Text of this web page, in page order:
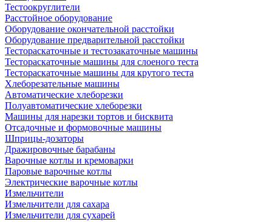
Тестоокруглители
Расстойное оборудование
Оборудование окончательной расстойки
Оборудование предварительной расстойки
Тестораскаточные и тестозакаточные машины
Тестораскаточные машины для слоеного теста
Тестораскаточные машины для крутого теста
Хлеборезательные машины
Автоматические хлеборезки
Полуавтоматические хлеборезки
Машины для нарезки тортов и бисквита
Отсадочные и формовочные машины
Шприцы-дозаторы
Дражировочные барабаны
Варочные котлы и кремоварки
Паровые варочные котлы
Электрические варочные котлы
Измельчители
Измельчители для сахара
Измельчители для сухарей